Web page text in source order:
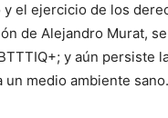
el ejercicio de los
de Alejandro Murat,
y aún persiste
medio ambiente sano.